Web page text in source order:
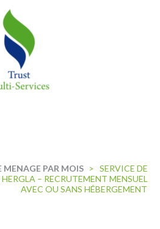
MENAGE PAR MOIS > SERVICE DE
– RECRUTEMENT MENSUEL
AVEC OU SANS HÉBERGEMENT